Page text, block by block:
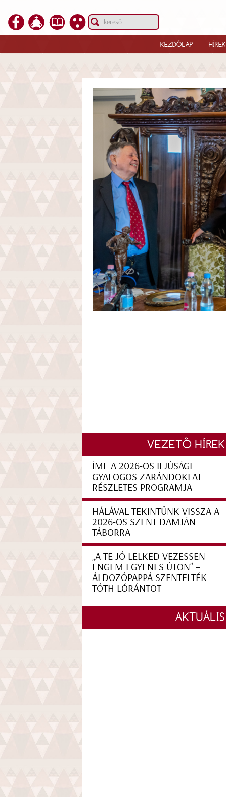
KEZDŐLAP HÍREK
VEZETŐ HÍREK
ÍME A 2026-OS IFJÚSÁGI
GYALOGOS ZARÁNDOKLAT
RÉSZLETES PROGRAMJA
HÁLÁVAL TEKINTÜNK VISSZA A
2026-OS SZENT DAMJÁN
TÁBORRA
„A TE JÓ LELKED VEZESSEN
ENGEM EGYENES ÚTON” –
ÁLDOZÓPAPPÁ SZENTELTÉK
TÓTH LÓRÁNTOT
AKTUÁLIS